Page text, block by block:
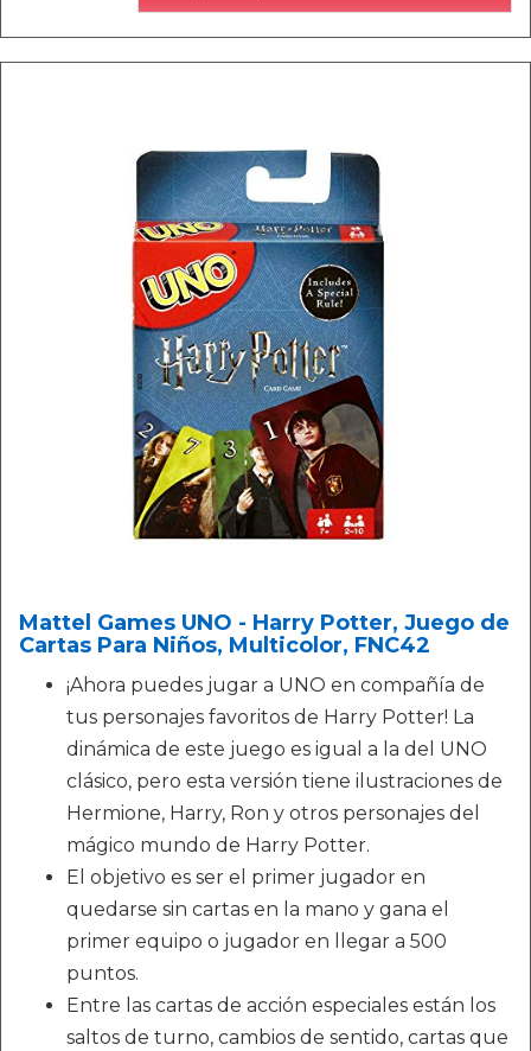
Mattel Games UNO - Harry Potter, Juego de
Cartas Para Niños, Multicolor, FNC42
¡Ahora puedes jugar a UNO en compañía de
tus personajes favoritos de Harry Potter! La
dinámica de este juego es igual a la del UNO
clásico, pero esta versión tiene ilustraciones de
Hermione, Harry, Ron y otros personajes del
mágico mundo de Harry Potter.
El objetivo es ser el primer jugador en
quedarse sin cartas en la mano y gana el
primer equipo o jugador en llegar a 500
puntos.
Entre las cartas de acción especiales están los
saltos de turno, cambios de sentido, cartas que